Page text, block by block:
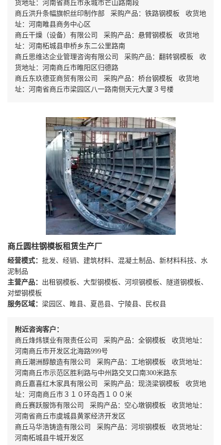
货地址：河南省商丘市永城市芒山路南段
商丘洪升条幅旗帜丝印制作部 采购产品：铁路钢模板 收货地
址：河南睢县商务中心区
商丘干燥（设备）有限公司 采购产品：悬臂钢模板 收货地
址：河南柘城县申桥乡东二公里路南
商丘思维达企业管理咨询有限公司 采购产品：翻转钢模板 收
货地址：河南商丘市睢阳区归德路
商丘东玖德亚商贸有限公司 采购产品：桥台钢模板 收货地
址：河南省商丘市梁园区八一路南侧天元大厦３号楼
商丘圆柱钢模板租赁生产厂
经营模式： 批发、经销、建筑材料、混凝土制品、新材料科技、水
泥制品
主营产品： 出租钢模板、大型钢模板、河坝钢模板、隧道钢模板、
对塑钢模板
服务区域： 梁园区、睢县、夏邑县、宁陵县、民权县
附近咨询客户：
商丘烽炜镁业有限责任公司 采购产品：全钢模板 收货地址：
河南商丘市开发区北海路999号
商丘潮洲醇酿造有限公司 采购产品：工地钢模板 收货地址：
河南商丘市示范区胜利路与中州路交叉口南300米路东
商丘嘉喜红木家具有限公司 采购产品：现浇梁钢模板 收货地
址：河南商丘市３１０环岛西１００米
商丘赛跃服饰有限公司 采购产品：空心墩钢模板 收货地址：
河南省商丘市虞城县黄冢经济开发区
商丘马华浩铸造有限公司 采购产品：河坝钢模板 收货地址：
河南柘城县牛城开发区